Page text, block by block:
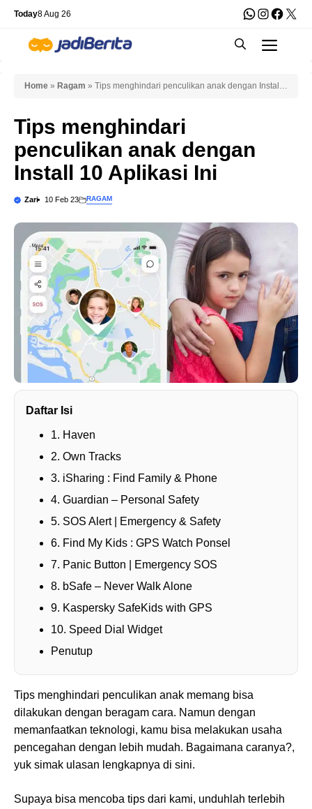
Skip
content
Today8 Aug 26 WhatsApp
X
Home » Ragam » Tips menghindari penculikan anak dengan Install
Tips menghindari
penculikan anak dengan
Install 10 Aplikasi Ini
Zari 10 Feb 23 RAGAM
Daftar Isi
1. Haven
2. Own Tracks
3. iSharing : Find Family & Phone
4. Guardian – Personal Safety
5. SOS Alert | Emergency & Safety
6. Find My Kids : GPS Watch Ponsel
7. Panic Button | Emergency SOS
8. bSafe – Never Walk Alone
9. Kaspersky SafeKids with GPS
10. Speed Dial Widget
Penutup
Tips menghindari penculikan anak memang bisa
dilakukan dengan beragam cara. Namun dengan
memanfaatkan teknologi, kamu bisa melakukan usaha
pencegahan dengan lebih mudah. Bagaimana caranya?,
yuk simak ulasan lengkapnya di sini.
Supaya bisa mencoba tips dari kami, unduhlah terlebih